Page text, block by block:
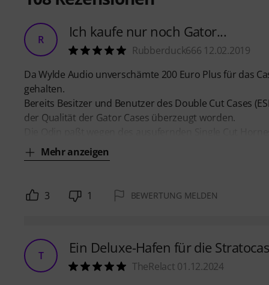
R Ich kaufe nur noch Gator...
Rubberduck666 12.02.2019
Da Wylde Audio unverschämte 200 Euro Plus für das
gehalten.
Bereits Besitzer und Benutzer des Double Cut Cases
der Qualität der Gator Cases überzeugt worden.
Mehr anzeigen
3 1 BEWERTUNG MELDEN
T Ein Deluxe-Hafen für die
TheRelact 01.12.2024